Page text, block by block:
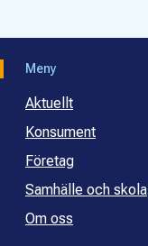
Meny
Aktuellt
Konsument
Företag
Samhälle och skola
Om oss